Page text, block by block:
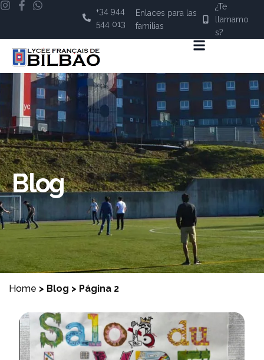
+34 944
544 013
Enlaces para las
familias
¿Te
llamamo
s?
Blog
Home > Blog > Página 2